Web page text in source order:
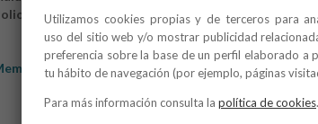
Thomas Noone Dance, Titoyaya Dansa,
Danza a Escena 2017
Utilizamos cookies propias y de terceros para
uso del sitio web y/o mostrar publicidad
preferencia sobre la base de un perfil elaborado a
tu hábito de navegación (por ejemplo, páginas
Para más información consulta la política de cookies.